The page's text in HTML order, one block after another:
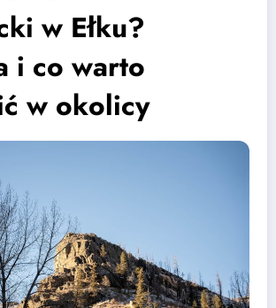
w Ełku?
i co warto
w okolicy